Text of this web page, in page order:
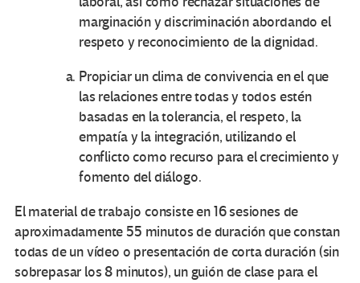
marginación y discriminación abordando el
respeto y reconocimiento de la dignidad.
Propiciar un clima de convivencia en el que
las relaciones entre todas y todos estén
basadas en la tolerancia, el respeto, la
empatía y la integración, utilizando el
conflicto como recurso para el crecimiento y
fomento del diálogo.
El material de trabajo consiste en 16 sesiones de
aproximadamente 55 minutos de duración que constan
todas de un vídeo o presentación de corta duración (sin
sobrepasar los 8 minutos), un guión de clase para el